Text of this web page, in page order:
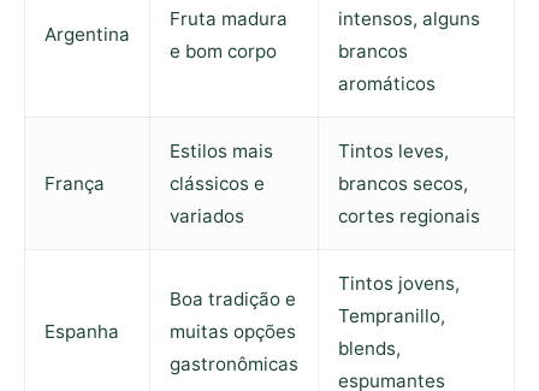
Argentina
Fruta madura
e bom corpo
intensos, alguns
brancos
aromáticos
França
Estilos mais
clássicos e
variados
Tintos leves,
brancos secos,
cortes regionais
Espanha
Boa tradição e
muitas opções
gastronômicas
Tintos jovens,
Tempranillo,
blends,
espumantes